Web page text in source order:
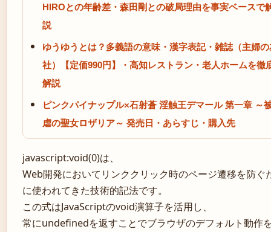
HIROとの年齢差・森田剛との破局理由を事実ベースで
説
ゆうゆうとは？多義語の意味・漢字表記・雑誌（主婦の
社）【定価990円】・高知レストラン・老人ホームを徹
解説
ピンクパイナップル×石射蒼 淫触王デマール 第一章 ～
虐の聖女ロザリア～ 発売日・あらすじ・購入先
javascript:void(0)は、
Web開発においてリンククリック時のページ遷移を防ぐ
に使われてきた技術的記法です。
この式はJavaScriptのvoid演算子を活用し、
常にundefinedを返すことでブラウザのデフォルト動作